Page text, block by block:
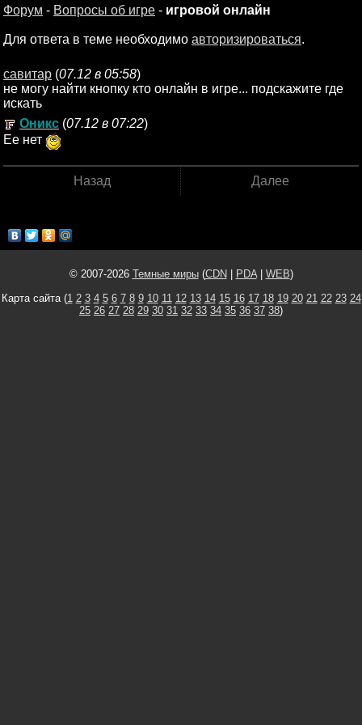
Форум - Вопросы об игре - игровой онлайн
Для ответа в теме необходимо авторизироваться.
савитар (07.12 в 05:58)
не могу найти кнопку кто онлайн в игре... подскажите где
искать
Оникс (07.12 в 07:22)
Ее нет
Назад Далее
© 2007-2026 Темные миры(CDN PDA| WEB)
Карта сайта (1 2 3 4 5 6 7 8 9 10 11 12 13 14 15 16 17 18 19 20 21 22 23 24
25 26 27 28 29 30 31 32 33 34 35 36 37 38)